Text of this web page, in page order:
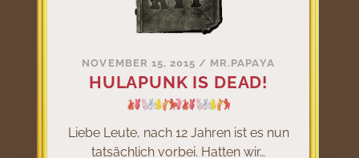
NOVEMBER 15, 2015 / MR.PAPAYA
HULAPUNK IS DEAD!
Liebe Leute, nach 12 Jahren ist es nun
tatsächlich vorbei. Hatten wir…